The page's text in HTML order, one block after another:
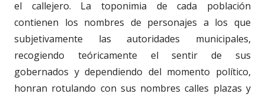
el callejero. La toponimia de cada población
contienen los nombres de personajes a los que
subjetivamente las autoridades municipales,
recogiendo teóricamente el sentir de sus
gobernados y dependiendo del momento político,
honran rotulando con sus nombres calles plazas y